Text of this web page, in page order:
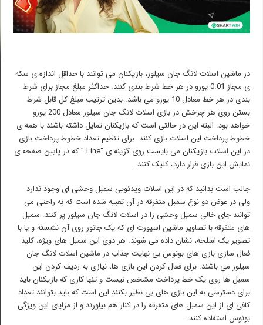
در ماشین اسلات لانگ جان سیلور، بازیکنان می توانند با حداقل اندازه ی سکه
ی مجاز 0.01 یورو در هر خط شرط بندی کنند. حداکثر مبلغ مجاز برای شرط
بندی در هر خط معادل 10 یورو می باشد. بدین ترتیب مبلغ کل قابل شرط
بستن روی هر چرخش در بازی اسلات لانگ جان سیلور معادل 200 یورو
خواهد بود. البته این در حالتی است که بازیکنان تمایل داشته باشند با همه ی
خطوط پرداخت این اسلات بازی کنند. برای تنظیم تعداد خطوط پرداخت بازی
در این اسلات بازیکنان می بایست روی گزینه ی “Line ” که در پایین صفحه ی
نمایش این بازی قرار دارد، کلیک کنند.
جالب است بدانید که در این اسلات ویدئویی سمبل وحشی ای وجود ندارد
ولی در عوض دو نوع سمبل متفرقه در آن تعبیه شده است که به راحتی می
توانند جای خالی سمبل وحشی را در اسلات لانگ جان سیلور پر کنند. سمبل
های متفرقه با تصاویر ماشین اسپورت ای که یک جانور روی آن نشسته و یا با
تصویر یک اسلحه، نشان داده می شوند. هر دوی این سمبل های ویژه، کلید
فعال سازی بازی های بونوس بی نهایت جذاب در ماشین اسلات لانگ جان
سیلور می باشند. برای فعال کردن این بازی ها، نیازی به ردیف کردن این
سمبل ها روی یک خط پرداخت مشخص نیست و تنها کاری که بازیکنان باید
برای دسترسی به این بازی های بی نظیر بکنند این است که باید بتوانند تعداد
کافی ای از این سمبل های متفرقه را در کنار هم بیاورند و از مزایای این ویژگی
بونوس استفاده کنند.